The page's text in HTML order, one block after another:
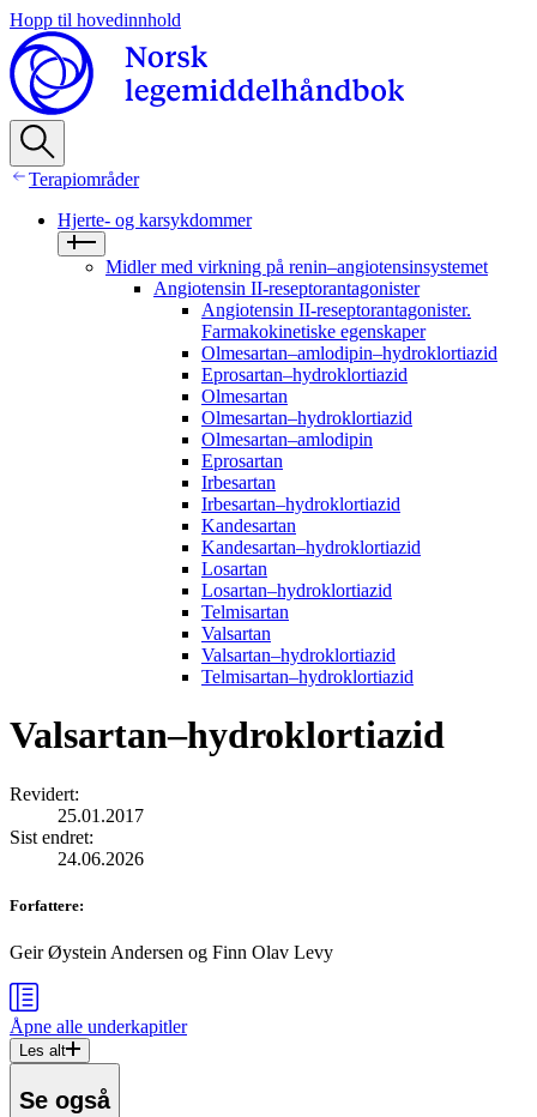
Hopp til hovedinnhold
Terapiområder
Hjerte- og karsykdommer
Midler med virkning på renin–angiotensinsystemet
Angiotensin II-reseptorantagonister
Angiotensin II-reseptorantagonister.
Farmakokinetiske egenskaper
Olmesartan–amlodipin–hydroklortiazid
Eprosartan–hydroklortiazid
Olmesartan
Olmesartan–hydroklortiazid
Olmesartan–amlodipin
Eprosartan
Irbesartan
Irbesartan–hydroklortiazid
Kandesartan
Kandesartan–hydroklortiazid
Losartan
Losartan–hydroklortiazid
Telmisartan
Valsartan
Valsartan–hydroklortiazid
Telmisartan–hydroklortiazid
Valsartan–hydroklortiazid
Revidert:
25.01.2017
Sist endret:
24.06.2026
Forfattere:
Geir Øystein Andersen og Finn Olav Levy
Åpne alle underkapitler
Les alt
Se også